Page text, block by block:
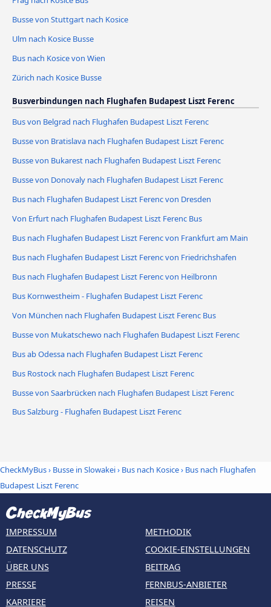
Busse von Stuttgart nach Kosice
Ulm nach Kosice Busse
Bus nach Kosice von Wien
Zürich nach Kosice Busse
Busverbindungen nach Flughafen Budapest Liszt Ferenc
Bus von Belgrad nach Flughafen Budapest Liszt Ferenc
Busse von Bratislava nach Flughafen Budapest Liszt Ferenc
Busse von Bukarest nach Flughafen Budapest Liszt Ferenc
Busse von Donovaly nach Flughafen Budapest Liszt Ferenc
Bus nach Flughafen Budapest Liszt Ferenc von Dresden
Von Erfurt nach Flughafen Budapest Liszt Ferenc Bus
Bus nach Flughafen Budapest Liszt Ferenc von Frankfurt am Main
Bus nach Flughafen Budapest Liszt Ferenc von Friedrichshafen
Bus nach Flughafen Budapest Liszt Ferenc von Heilbronn
Bus Kornwestheim - Flughafen Budapest Liszt Ferenc
Von München nach Flughafen Budapest Liszt Ferenc Bus
Busse von Mukatschewo nach Flughafen Budapest Liszt Ferenc
Bus ab Odessa nach Flughafen Budapest Liszt Ferenc
Bus Rostock nach Flughafen Budapest Liszt Ferenc
Busse von Saarbrücken nach Flughafen Budapest Liszt Ferenc
Bus Salzburg - Flughafen Budapest Liszt Ferenc
CheckMyBus› Busse in Slowakei› Bus nach Kosice› Bus nach Flughafen
Budapest Liszt Ferenc
IMPRESSUM
DATENSCHUTZ
ÜBER UNS
PRESSE
KARRIERE
METHODIK
COOKIE-EINSTELLUNGEN
BEITRAG
FERNBUS-ANBIETER
REISEN